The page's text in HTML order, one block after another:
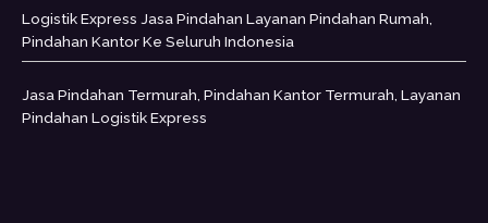
Logistik Express Jasa Pindahan Layanan Pindahan Rumah,
Pindahan Kantor Ke Seluruh Indonesia
Jasa Pindahan Termurah, Pindahan Kantor Termurah, Layanan
Pindahan Logistik Express